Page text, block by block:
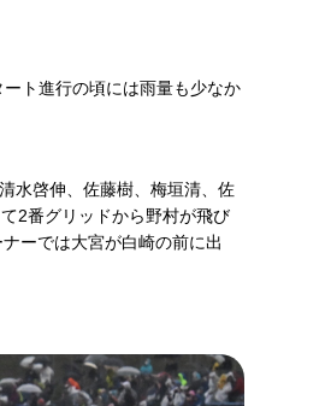
ト進行の頃には雨量も少なか
水啓伸、佐藤樹、梅垣清、佐
2番グリッドから野村が飛び
ーでは大宮が白崎の前に出